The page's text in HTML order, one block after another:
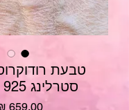
טבעת
סטרלינג 925 מידה 8